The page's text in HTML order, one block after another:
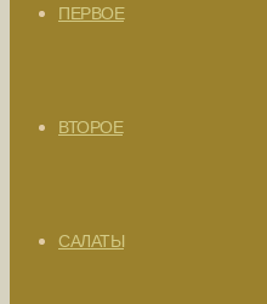
ПЕРВОЕ
ВТОРОЕ
САЛАТЫ